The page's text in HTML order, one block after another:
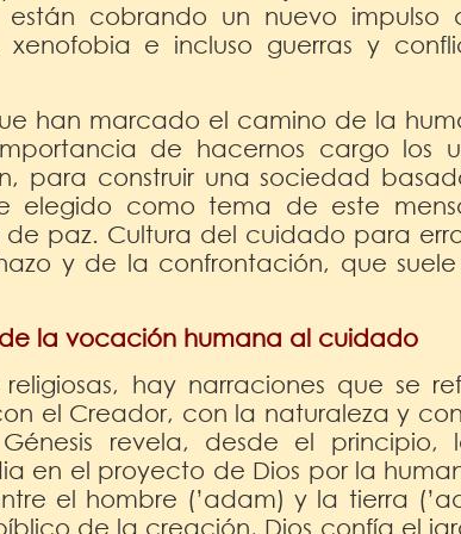
cobrando un nuevo impulso
xenofobia e incluso guerras y
han marcado el camino de la
de hacernos cargo los
para construir una sociedad
elegido como tema de este
paz. Cultura del cuidado para
y de la confrontación, que
la vocación humana al cuidado
hay narraciones que se
el Creador, con la naturaleza y con
revela, desde el principio,
en el proyecto de Dios por la
el hombre (’adam) y la tierra
de la creación, Dios confía el